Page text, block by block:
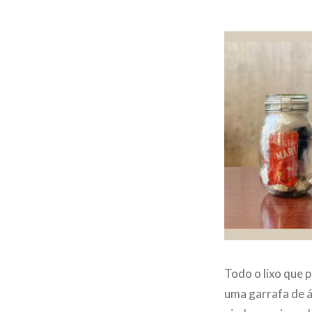
Todo o lixo que
uma garrafa de